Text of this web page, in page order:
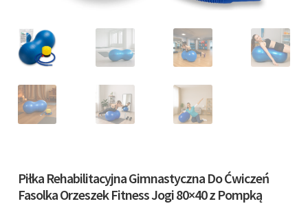
Piłka Rehabilitacyjna Gimnastyczna Do Ćwiczeń
Fasolka Orzeszek Fitness Jogi 80×40 z Pompką